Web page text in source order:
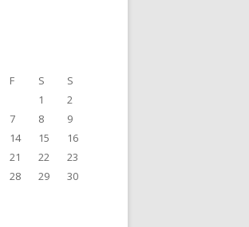
F S S
1
2
7 8
9
14 15
16
21 22
23
28 29
30